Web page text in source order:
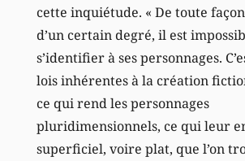
cette inquiétude. « De toute
d’un certain degré, il est
s’identifier à ses personnages.
lois inhérentes à la création
ce qui rend les personnages
pluridimensionnels, ce qui leur
superficiel, voire plat, que l’on